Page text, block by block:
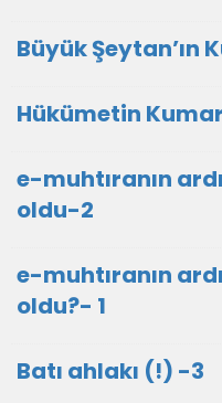
Büyük Şeytan’ın
Hükümetin
e-muhtıranın
oldu-2
e-muhtıranın
oldu?- 1
Batı ahlakı (!) -3